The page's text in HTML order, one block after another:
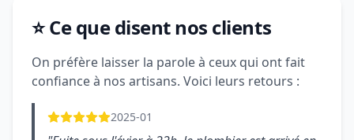
⭐ Ce que disent nos clients
On préfère laisser la parole à ceux qui ont fait
confiance à nos artisans. Voici leurs retours :
2025-01